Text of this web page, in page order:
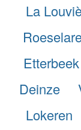
La
Etterbeek
Deinze
Lokeren